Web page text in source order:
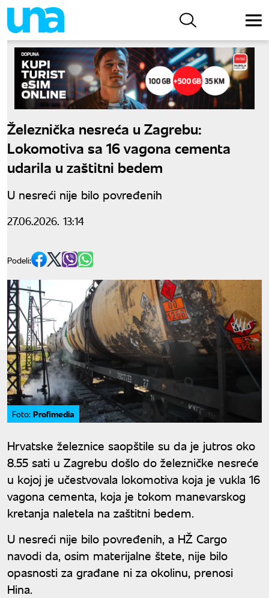
Železnička nesreća u Zagrebu:
Lokomotiva sa 16 vagona cementa
udarila u zaštitni bedem
U nesreći nije bilo povređenih
27.06.2026. 13:14
Podeli:
Foto: Profimedia
Hrvatske železnice saopštile su da je jutros oko
8.55 sati u Zagrebu došlo do železničke nesreće
u kojoj je učestvovala lokomotiva koja je vukla 16
vagona cementa, koja je tokom manevarskog
kretanja naletela na zaštitni bedem.
U nesreći nije bilo povređenih, a HŽ Cargo
navodi da, osim materijalne štete, nije bilo
opasnosti za građane ni za okolinu, prenosi
Hina.